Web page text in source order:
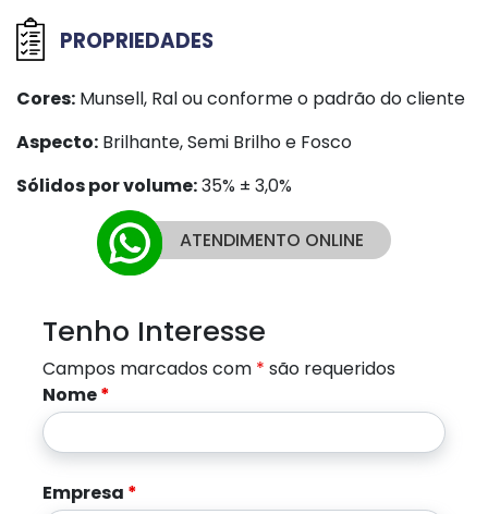
PROPRIEDADES
Cores: Munsell, Ral ou conforme o padrão do cliente
Aspecto: Brilhante, Semi Brilho e Fosco
Sólidos por volume:35% ± 3,0%
ATENDIMENTO ONLINE
Tenho Interesse
Campos marcados com * são requeridos
Nome*
Empresa *